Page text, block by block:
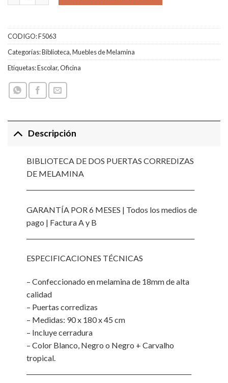
CODIGO:F5063
Categorías:Biblioteca,Muebles de Melamina
Etiquetas:Escolar,Oficina
Descripción
BIBLIOTECA DE DOS PUERTAS CORREDIZAS
DE MELAMINA
GARANTÍA POR 6 MESES | Todos los medios de
pago | Factura A y B
ESPECIFICACIONES TÉCNICAS
– Confeccionado en melamina de 18mm de alta
calidad
– Puertas corredizas
– Medidas: 90 x 180 x 45 cm
– Incluye cerradura
– Color Blanco, Negro o Negro + Carvalho
tropical.